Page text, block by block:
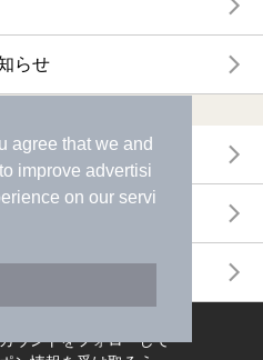
agree that we and
improve advertisi
on our servi
らせ
ウントをフォローして